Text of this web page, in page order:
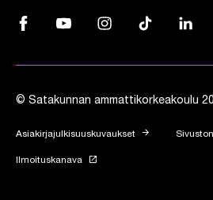
Facebook, Linkki avautuu uuteen
YouTube, Linkki avautuu
Instagram, Linkki
TikTok, Linkki
© Satakunnan ammattikorkeakoulu
Asiakirjajulkisuuskuvaukset arrow_forward
Ilmoituskanava Linkki avautuu uuteen
launch